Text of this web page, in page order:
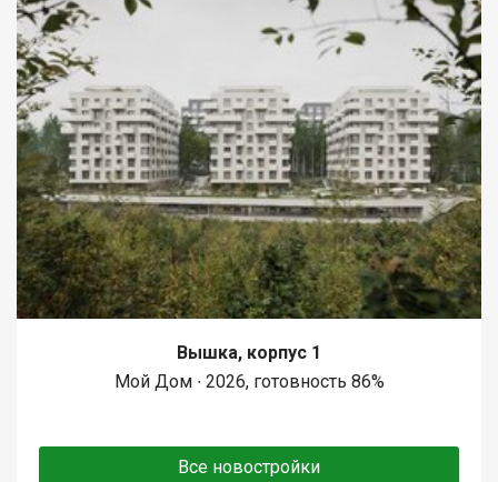
Вышка, корпус 1
Мой Дом ∙ 2026, готовность 86%
Все новостройки